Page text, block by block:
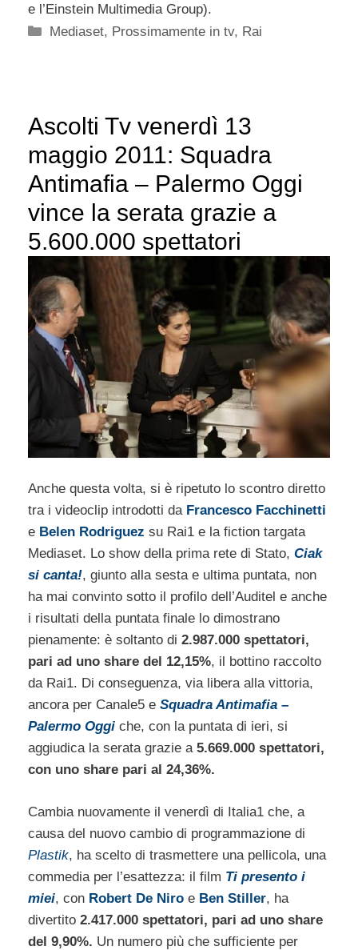
e l’Einstein Multimedia Group).
Categorie
Mediaset, Prossimamente in tv, Rai
Ascolti Tv venerdì 13
maggio 2011: Squadra
Antimafia – Palermo Oggi
vince la serata grazie a
5.600.000 spettatori
Anche questa volta, si è ripetuto lo scontro diretto
tra i videoclip introdotti da Francesco Facchinetti
e Belen Rodriguez su Rai1 e la fiction targata
Mediaset. Lo show della prima rete di Stato, Ciak
si canta!, giunto alla sesta e ultima puntata, non
ha mai convinto sotto il profilo dell’Auditel e anche
i risultati della puntata finale lo dimostrano
pienamente: è soltanto di 2.987.000 spettatori,
pari ad uno share del 12,15%, il bottino raccolto
da Rai1. Di conseguenza, via libera alla vittoria,
ancora per Canale5 e Squadra Antimafia –
Palermo Oggi che, con la puntata di ieri, si
aggiudica la serata grazie a 5.669.000 spettatori,
con uno share pari al 24,36%.
Cambia nuovamente il venerdì di Italia1 che, a
causa del nuovo cambio di programmazione di
Plastik, ha scelto di trasmettere una pellicola, una
commedia per l’esattezza: il film Ti presento i
miei, con Robert De Niro e Ben Stiller, ha
divertito 2.417.000 spettatori, pari ad uno share
del 9,90%. Un numero più che sufficiente per